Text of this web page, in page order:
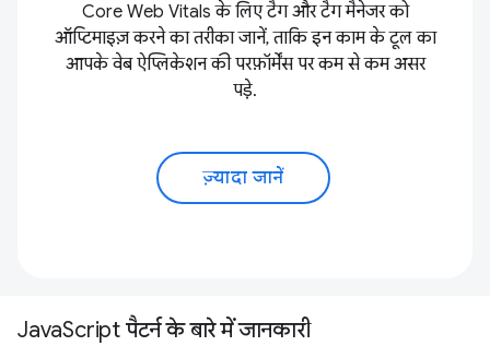
Core Web Vitals के लिए टैग और टैग मैनेजर को
ऑप्टिमाइज़ करने का तरीका जानें, ताकि इन काम के टूल का
आपके वेब ऐप्लिकेशन की परफ़ॉर्मेंस पर कम से कम असर
पड़े.
ज़्यादा जानें
JavaScript पैटर्न के बारे में जानकारी